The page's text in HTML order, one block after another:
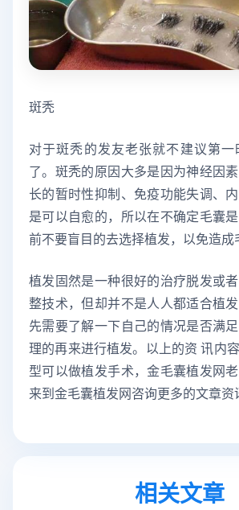
斑秃
对于斑秃的发友老张就不建议第
了。斑秃的原因大多是因为神经因
长的暂时性抑制、免疫功能失调、
是可以自愈的，所以在不确定毛囊
前不要盲目的去选择植发，以免造成
植发固然是一种很好的治疗脱发或
整技术，但却并不是人人都适合植
先需要了解一下自己的情况是否满
理的再来进行植发。以上的资 讯内
型可以做植发手术，金毛囊植发网
来到金毛囊植发网咨询更多的文章资
相关文章